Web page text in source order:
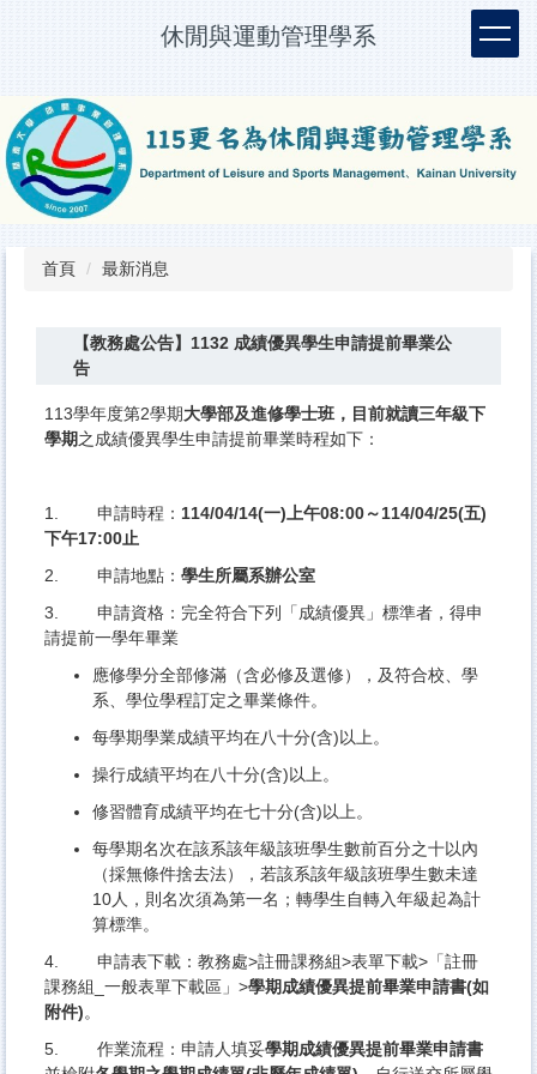
內
容
區
休閒與運動管理學系
首頁 最新消息
【教務處公告】1132 成績優異學生申請提前畢業公
告
113學年度第2學期大學部及進修學士班，目前就讀三年級下
學期之成績優異學生申請提前畢業時程如下：
1. 申請時程： 114/04/14(一)上午08:00～114/04/25(五)
下午17:00止
2. 申請地點： 學生所屬系辦公室
3. 申請資格：完全符合下列「成績優異」標準者， 得申
請提前一學年畢業
應修學分全部修滿（含必修及選修），及符合校、學
系、 學位學程訂定之畢業條件。
每學期學業成績平均在八十分(含)以上。
操行成績平均在八十分(含)以上。
修習體育成績平均在七十分(含)以上。
每學期名次在該系該年級該班學生數前百分之十以內
（採無條件捨去法），若該系該年級該班學生數未達
10人， 則名次須為第一名；轉學生自轉入年級起為計
算標準。
4. 申請表下載：教務處>註冊課務組>表單下載>「註冊
課務組_ 一般表單下載區」>學期成績優異提前畢業申請書(如
附件)。
5. 作業流程：申請人填妥學期成績優異提前畢業申請書